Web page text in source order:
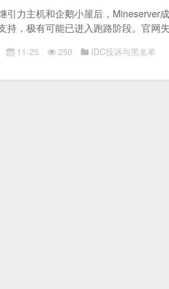
引力主机和企鹅小屋后，Mineserver
持，极有可能已进入跑路阶段。官网
11-25 250 IDC投诉与黑名单